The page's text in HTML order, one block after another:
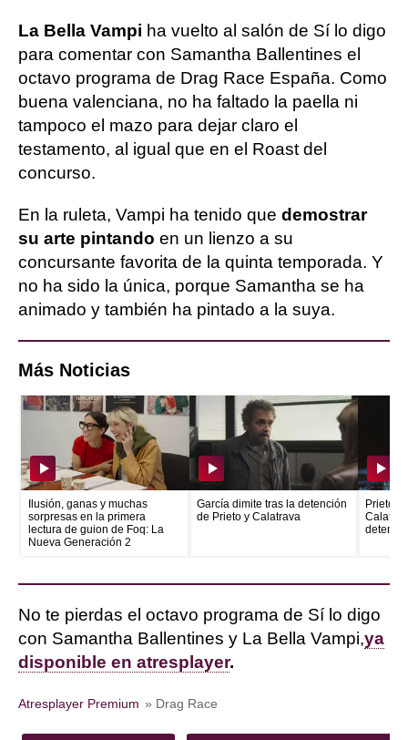
La Bella Vampi ha vuelto al salón de Sí lo digo
para comentar con Samantha Ballentines el
octavo programa de Drag Race España. Como
buena valenciana, no ha faltado la paella ni
tampoco el mazo para dejar claro el
testamento, al igual que en el Roast del
concurso.
En la ruleta, Vampi ha tenido que demostrar
su arte pintando en un lienzo a su
concursante favorita de la quinta temporada. Y
no ha sido la única, porque Samantha se ha
animado y también ha pintado a la suya.
Más Noticias
Ilusión, ganas y muchas
sorpresas en la primera
lectura de guion de Foq: La
Nueva Generación 2
García dimite tras la detención
de Prieto y Calatrava
Prieto
No te pierdas el octavo programa de Sí lo digo
con Samantha Ballentines y La Bella Vampi,ya
disponible en atresplayer.
Atresplayer Premium » Drag Race